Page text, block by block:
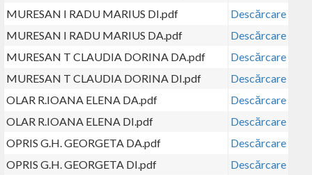
MURESAN I RADU MARIUS DI.pdf
Descărcare
MURESAN I RADU MARIUS DA.pdf
Descărcare
MURESAN T CLAUDIA DORINA DA.pdf
Descărcare
MURESAN T CLAUDIA DORINA DI.pdf
Descărcare
OLAR R.IOANA ELENA DA.pdf
Descărcare
OLAR R.IOANA ELENA DI.pdf
Descărcare
OPRIS G.H. GEORGETA DA.pdf
Descărcare
OPRIS G.H. GEORGETA DI.pdf
Descărcare